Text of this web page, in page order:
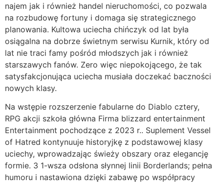
najem jak i również handel nieruchomości, co pozwala
na rozbudowę fortuny i domaga się strategicznego
planowania. Kultowa uciecha chińczyk od lat była
osiągalna na dobrze świetnym serwisu Kurnik, który od
lat nie traci famy pośród młodszych jak i również
starszawych fanów. Zero więc niepokojącego, że tak
satysfakcjonująca uciecha musiała doczekać baczności
nowych klasy.
Na wstępie rozszerzenie fabularne do Diablo cztery,
RPG akcji szkoła główna Firma blizzard entertainment
Entertainment pochodzące z 2023 r.. Suplement Vessel
of Hatred kontynuuje historyjkę z podstawowej klasy
uciechy, wprowadzając świeży obszary oraz elegancję
formie. 3 1-wsza odsłona słynnej linii Borderlands; pełna
humoru i nastawiona dzięki zabawę po współpracy